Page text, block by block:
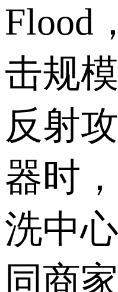
Flood
击规
反射
器时
洗中
同商